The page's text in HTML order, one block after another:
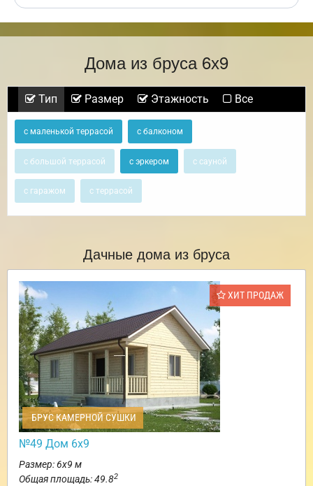
Дома из бруса 6х9
Тип Размер Этажность Все
с маленькой террасой с балконом
с большой террасой с эркером с сауной
с гаражом с террасой
Дачные дома из бруса
ХИТ ПРОДАЖ
БРУС КАМЕРНОЙ СУШКИ
№49 Дом 6х9
Размер: 6х9 м
Общая площадь: 49.82